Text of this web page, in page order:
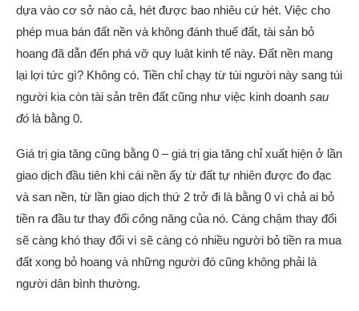
dựa vào cơ sở nào cả, hét được bao nhiêu cứ hét. Việc cho
phép mua bán đất nền và không đánh thuế đất, tài sản bỏ
hoang đã dẫn đến phá vỡ quy luật kinh tế này. Đất nền mang
lại lợi tức gì? Không có. Tiền chỉ chạy từ túi người này sang túi
người kia còn tài sản trên đất cũng như việc kinh doanh sau
đó là bằng 0.
Giá trị gia tăng cũng bằng 0 – giá trị gia tăng chỉ xuất hiện ở lần
giao dịch đầu tiên khi cái nền ấy từ đất tự nhiên được đo đạc
và san nền, từ lần giao dịch thứ 2 trở đi là bằng 0 vì chả ai bỏ
tiền ra đầu tư thay đổi công năng của nó. Càng chậm thay đổi
sẽ càng khó thay đổi vì sẽ càng có nhiều người bỏ tiền ra mua
đất xong bỏ hoang và những người đó cũng không phải là
người dân bình thường.